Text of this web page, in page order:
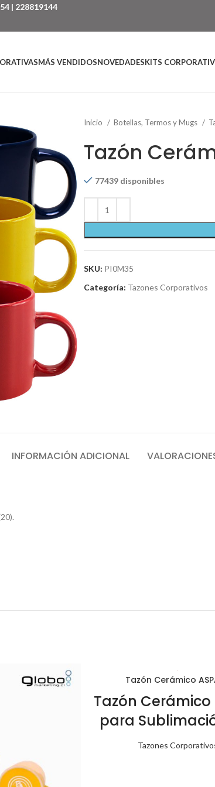
| 228819144
MÁS VENDIDOSNOVEDADESKITS
Inicio Botellas, Termos y Mugs
Tazón
77439 disponibles
SKU: PI0M35
Categoría: Tazones Corporativos
INFORMACIÓN ADICIONAL
Tazón Cerámico
Tazones
Tazón Cerámico
para